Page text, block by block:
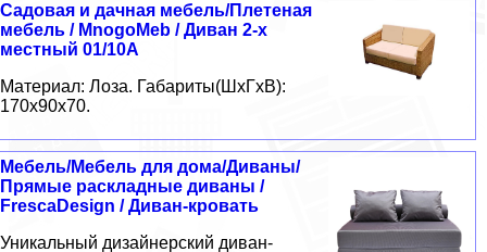
Садовая и дачная мебель/Плетеная
мебель / MnogoMeb / Диван 2-х
местный 01/10А
Материал: Лоза. Габариты(ШxГxВ):
170x90x70.
Мебель/Мебель для дома/Диваны/
Прямые раскладные диваны /
FrescaDesign / Диван-кровать
Уникальный дизайнерский диван-